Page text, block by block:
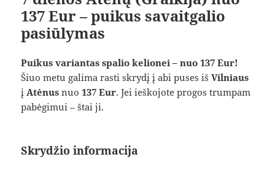
137 Eur – puikus savaitgalio
pasiūlymas
Puikus variantas spalio kelionei – nuo 137 Eur!
Šiuo metu galima rasti skrydį į abi puses išVilniaus
įAtėnus nuo137 Eur. Jei ieškojote progos trumpam
pabėgimui – štai ji.
Skrydžio informacija